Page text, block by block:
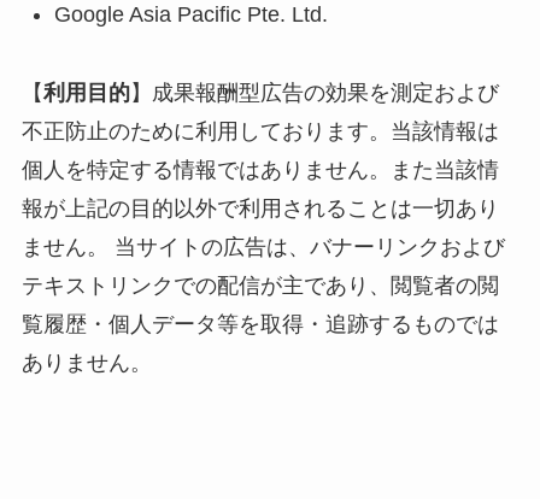
Google Asia Pacific Pte. Ltd.
【利用目的】成果報酬型広告の効果を測定および
不正防止のために利用しております。当該情報は
個人を特定する情報ではありません。また当該情
報が上記の目的以外で利用されることは一切あり
ません。 当サイトの広告は、バナーリンクおよび
テキストリンクでの配信が主であり、閲覧者の閲
覧履歴・個人データ等を取得・追跡するものでは
ありません。